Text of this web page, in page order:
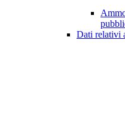
Dati relativi